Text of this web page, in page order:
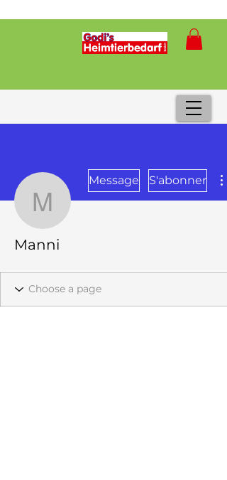
Manni
Message S'abonner
Manni